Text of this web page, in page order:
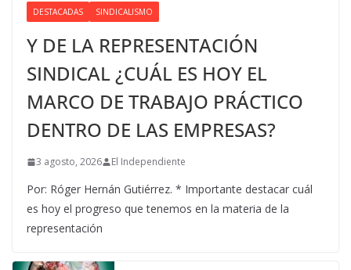
DESTACADAS SINDICALISMO
Y DE LA REPRESENTACIÓN
SINDICAL ¿CUÁL ES HOY EL
MARCO DE TRABAJO PRÁCTICO
DENTRO DE LAS EMPRESAS?
3 agosto, 2026 El Independiente
Por: Róger Hernán Gutiérrez. * Importante destacar cuál
es hoy el progreso que tenemos en la materia de la
representación